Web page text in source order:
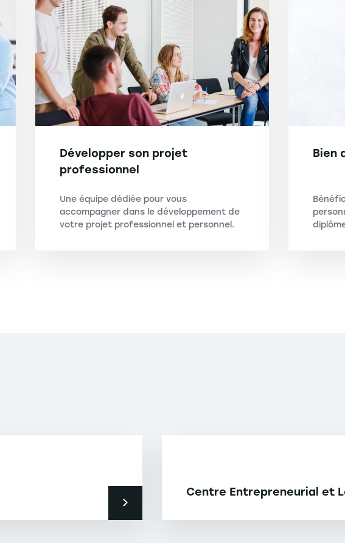
Développer son projet
professionnel
Une équipe dédiée pour vous
accompagner dans le développement de
votre projet professionnel et personnel.
Bien
Centre Entrepreneurial et